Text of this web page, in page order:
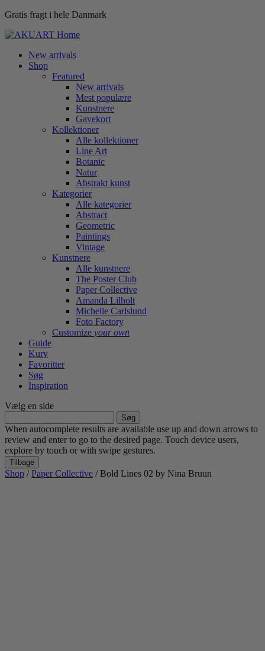
Gratis fragt i hele Danmark
New arrivals
Shop
Featured
New arrivals
Mest populære
Kunstnere
Gavekort
Kollektioner
Alle kollektioner
Line Art
Botanic
Natur
Abstrakt kunst
Kategorier
Alle kategorier
Abstract
Geometric
Paintings
Vintage
Kunstnere
Alle kunstnere
The Poster Club
Paper Collective
Amanda Lilholt
Michelle Carlslund
Foto Factory
Customize your own
Guide
Kurv
Favoritter
Søg
Inspiration
Vælg en side
efter:
When autocomplete results are available use up and down arrows to
review and enter to go to the desired page. Touch device users,
explore by touch or with swipe gestures.
Tilbage
Shop /Paper Collective / Bold Lines 02 by Nina Bruun